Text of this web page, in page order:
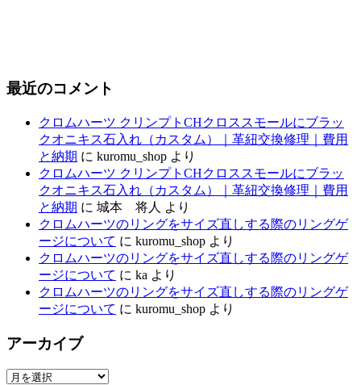
最近のコメント
クロムハーツ クリンプトCHクロススモールにブラッ
クオニキス石入れ（カスタム）｜革紐交換修理｜費用
と納期 に kuromu_shop より
クロムハーツ クリンプトCHクロススモールにブラッ
クオニキス石入れ（カスタム）｜革紐交換修理｜費用
と納期 に 城本 将人 より
クロムハーツのリングをサイズ直しする際のリングゲ
ージについて に kuromu_shop より
クロムハーツのリングをサイズ直しする際のリングゲ
ージについて に ka より
クロムハーツのリングをサイズ直しする際のリングゲ
ージについて に kuromu_shop より
アーカイブ
ア